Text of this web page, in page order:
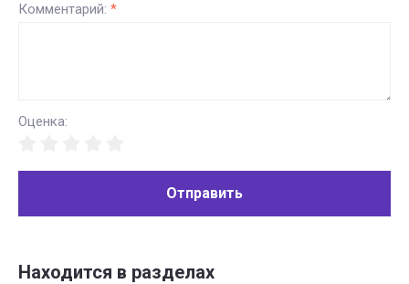
Комментарий: *
Оценка:
Отправить
Находится в разделах